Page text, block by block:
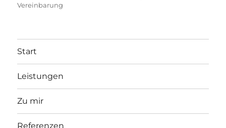
Vereinbarung
Start
Leistungen
Zu mir
Referenzen